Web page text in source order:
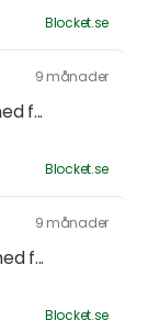
Blocket.se
9 månader
f...
Blocket.se
9 månader
f...
Blocket.se